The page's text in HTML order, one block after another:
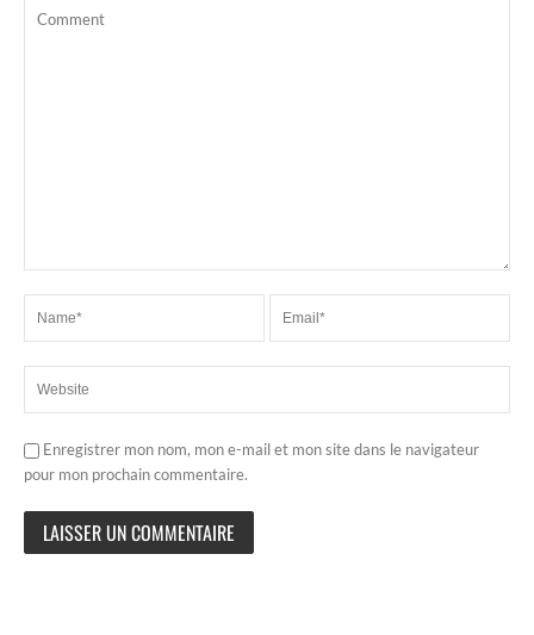
Enregistrer mon nom, mon e-mail et mon site dans le navigateur
pour mon prochain commentaire.